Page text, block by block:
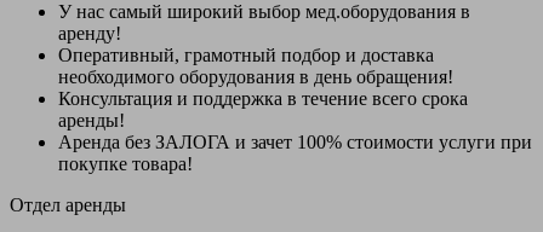
У нас самый широкий выбор мед.оборудования в
аренду!
Оперативный, грамотный подбор и доставка
необходимого оборудования в день обращения!
Консультация и поддержка в течение всего срока
аренды!
Аренда без ЗАЛОГА и зачет 100% стоимости услуги при
покупке товара!
Отдел аренды